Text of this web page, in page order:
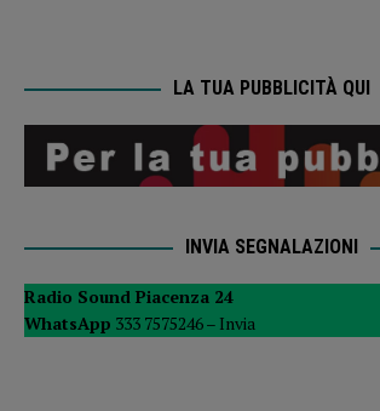
LA TUA PUBBLICITÀ QUI
INVIA SEGNALAZIONI
Radio Sound Piacenza 24
WhatsApp 333 7575246 – Invia